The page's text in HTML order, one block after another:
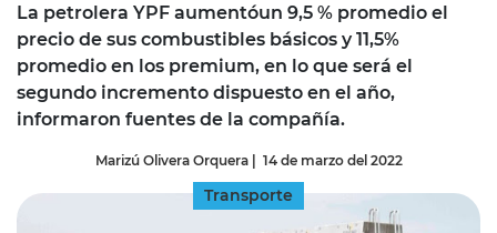
La petrolera YPF aumentóun 9,5 % promedio el
precio de sus combustibles básicos y 11,5%
promedio en los premium, en lo que será el
segundo incremento dispuesto en el año,
informaron fuentes de la compañía.
Marizú Olivera Orquera| 14 de marzo del 2022
Transporte